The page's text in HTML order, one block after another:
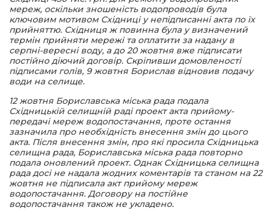
мереж, оскільки зношеність водопроводів була
ключовим мотивом Східниці у непідписанні акта по їх
прийняттю. Східниця ж повинна була у визначений
термін прийняти мережі та оплатити за надану в
серпні-вересні воду, а до 20 жовтня вже підписати
постійно діючий договір. Скріпивши домовленості
підписами голів, 9 жовтня Борислав відновив подачу
води на селище.
12 жовтня Бориславська міська рада подала
Східницькій селищній раді проект акта прийому-
передачі мереж водопостачання, проте остання
зазначила про необхідність внесення змін до цього
акта. Після внесення змін, про які просила Східницька
селищна рада, Бориславська міська рада повторно
подала оновлений проект. Однак Східницька селищна
рада досі не надала жодних коментарів та станом на 22
жовтня не підписала акт прийому мереж
водопостачання. Договору на постійне
водопостачання також не укладено.